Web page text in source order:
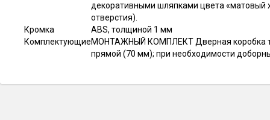
декоративными шляпками цвета «матовый
отверстия).
Кромка
ABS, толщиной 1 мм
КомплектующиеМОНТАЖНЫЙ КОМПЛЕКТ Дверная коробка
прямой (70 мм); при необходимости